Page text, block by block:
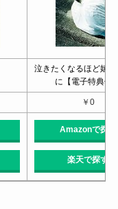
泣きたくなるほど嬉
に【電子特典付
￥0
Amazonで探す
楽天で探す